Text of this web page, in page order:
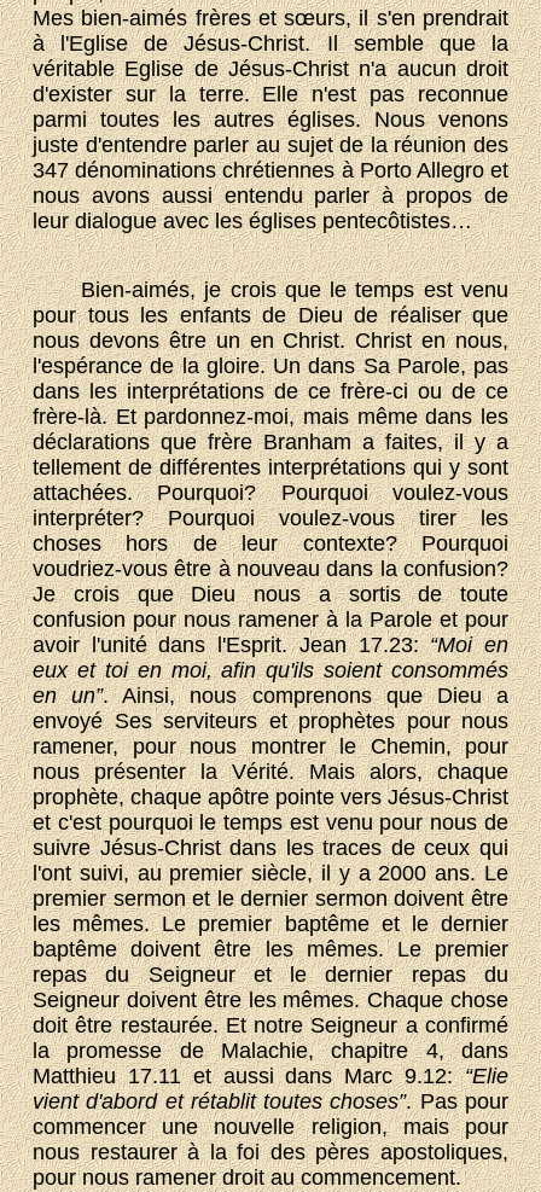
Mes bien-aimés frères et sœurs, il s'en prendrait
à l'Eglise de Jésus-Christ. Il semble que la
véritable Eglise de Jésus-Christ n'a aucun droit
d'exister sur la terre. Elle n'est pas reconnue
parmi toutes les autres églises. Nous venons
juste d'entendre parler au sujet de la réunion des
347 dénominations chrétiennes à Porto Allegro et
nous avons aussi entendu parler à propos de
leur dialogue avec les églises pentecôtistes…
Bien-aimés, je crois que le temps est venu
pour tous les enfants de Dieu de réaliser que
nous devons être un en Christ. Christ en nous,
l'espérance de la gloire. Un dans Sa Parole, pas
dans les interprétations de ce frère-ci ou de ce
frère-là. Et pardonnez-moi, mais même dans les
déclarations que frère Branham a faites, il y a
tellement de différentes interprétations qui y sont
attachées. Pourquoi? Pourquoi voulez-vous
interpréter? Pourquoi voulez-vous tirer les
choses hors de leur contexte? Pourquoi
voudriez-vous être à nouveau dans la confusion?
Je crois que Dieu nous a sortis de toute
confusion pour nous ramener à la Parole et pour
avoir l'unité dans l'Esprit. Jean 17.23:“Moi en
eux et toi en moi, afin qu'ils soient consommés
en un”. Ainsi, nous comprenons que Dieu a
envoyé Ses serviteurs et prophètes pour nous
ramener, pour nous montrer le Chemin, pour
nous présenter la Vérité. Mais alors, chaque
prophète, chaque apôtre pointe vers Jésus-Christ
et c'est pourquoi le temps est venu pour nous de
suivre Jésus-Christ dans les traces de ceux qui
l'ont suivi, au premier siècle, il y a 2000 ans. Le
premier sermon et le dernier sermon doivent être
les mêmes. Le premier baptême et le dernier
baptême doivent être les mêmes. Le premier
repas du Seigneur et le dernier repas du
Seigneur doivent être les mêmes. Chaque chose
doit être restaurée. Et notre Seigneur a confirmé
la promesse de Malachie, chapitre 4, dans
Matthieu 17.11 et aussi dans Marc 9.12:“Elie
vient d'abord et rétablit toutes choses”. Pas pour
commencer une nouvelle religion, mais pour
nous restaurer à la foi des pères apostoliques,
pour nous ramener droit au commencement.